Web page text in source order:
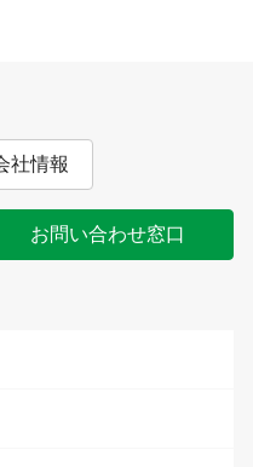
社情報
お問い合わせ窓口